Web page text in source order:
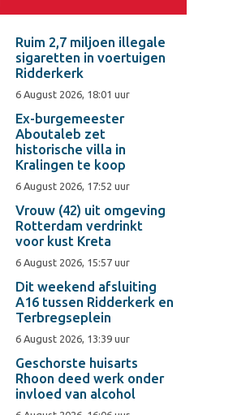
Ruim 2,7 miljoen illegale
sigaretten in voertuigen
Ridderkerk
6 August 2026, 18:01 uur
Ex-burgemeester
Aboutaleb zet
historische villa in
Kralingen te koop
6 August 2026, 17:52 uur
Vrouw (42) uit omgeving
Rotterdam verdrinkt
voor kust Kreta
6 August 2026, 15:57 uur
Dit weekend afsluiting
A16 tussen Ridderkerk en
Terbregseplein
6 August 2026, 13:39 uur
Geschorste huisarts
Rhoon deed werk onder
invloed van alcohol